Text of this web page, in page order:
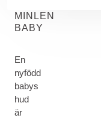
MINLEN
BABY
En
nyfödd
babys
hud
är